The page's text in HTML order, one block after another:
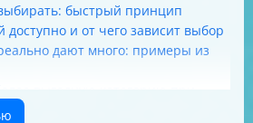
быстрый принцип
доступно и от чего зависит выбор
дают много: примеры из